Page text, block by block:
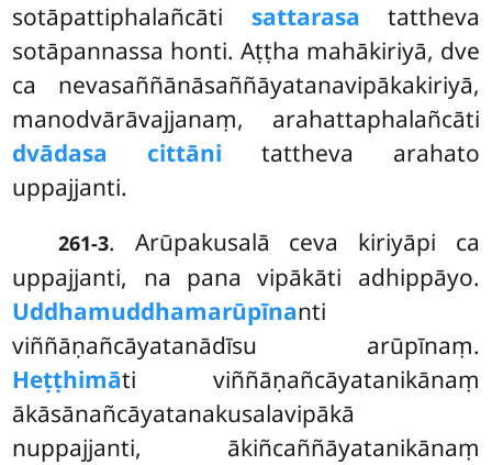
sotāpattiphalañcāti sattarasa tattheva
sotāpannassa honti. Aṭṭha mahākiriyā, dve
ca nevasaññānāsaññāyatanavipākakiriyā,
manodvārāvajjanaṃ, arahattaphalañcāti
dvādasa cittāni tattheva arahato
uppajjanti.
261-3. Arūpakusalā ceva kiriyāpi ca
uppajjanti, na pana vipākāti adhippāyo.
Uddhamuddhamarūpīnanti
viññāṇañcāyatanādīsu arūpīnaṃ.
Heṭṭhimāti viññāṇañcāyatanikānaṃ
ākāsānañcāyatanakusalavipākā
nuppajjanti, ākiñcaññāyatanikānaṃ